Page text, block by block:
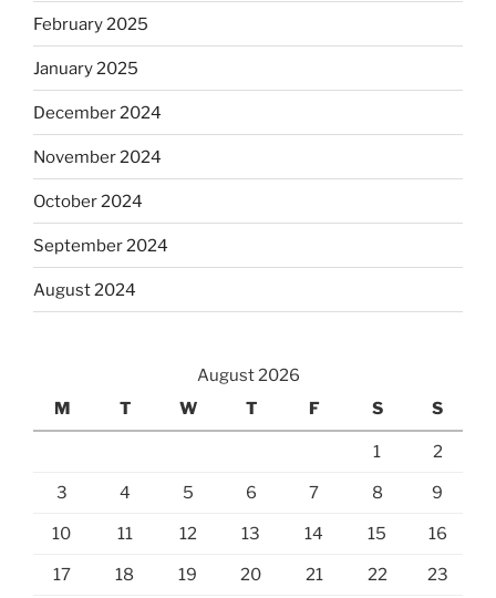
February 2025
January 2025
December 2024
November 2024
October 2024
September 2024
August 2024
August 2026
M
T W T F S S
1 2
3 4 5 6 7 8 9
10 11 12 13 14 15 16
17 18 19 20 21 22 23